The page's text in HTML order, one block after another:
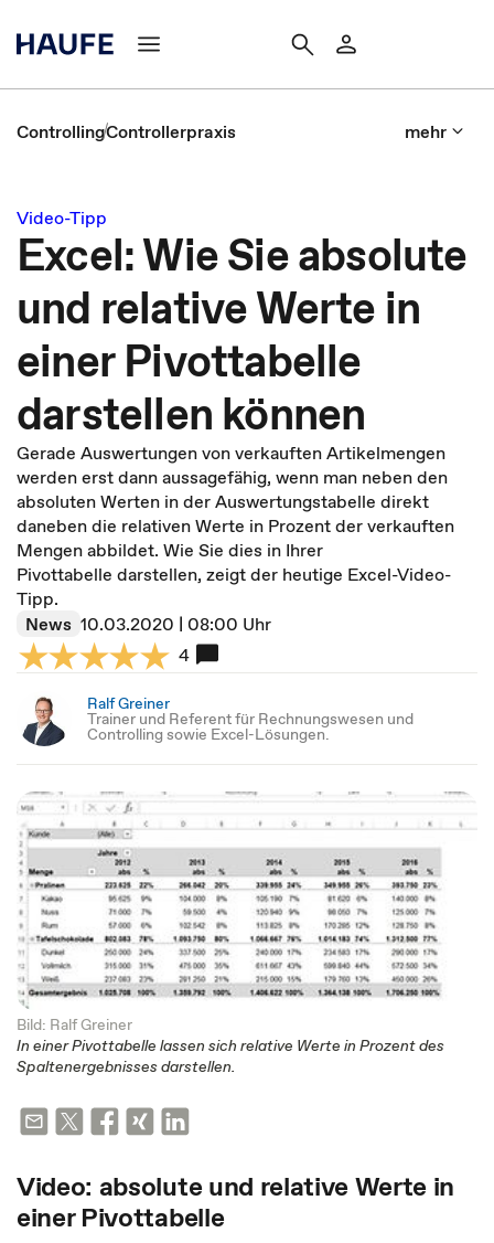
ControllingControllerpraxis mehr
Video-Tipp
Excel: Wie Sie absolute
und relative Werte in
einer Pivottabelle
darstellen können
Gerade Auswertungen von verkauften Artikelmengen
werden erst dann aussagefähig, wenn man neben den
absoluten Werten in der Auswertungstabelle direkt
daneben die relativen Werte in Prozent der verkauften
Mengen abbildet. Wie Sie dies in Ihrer
Pivottabelle darstellen, zeigt der heutige Excel-Video-
Tipp.
News 10.03.2020 | 08:00 Uhr
4
Ralf Greiner
Trainer und Referent für Rechnungswesen und
Controlling sowie Excel-Lösungen.
Bild: Ralf Greiner
In einer Pivottabelle lassen sich relative Werte in Prozent des
Spaltenergebnisses darstellen.
Video: absolute und relative Werte in
einer Pivottabelle